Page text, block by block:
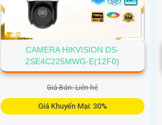
CAMERA HIKVISION DS-
2SE4C225MWG-E(12F0)
Giá Bán: Liên hệ
Giá Khuyến Mại: 30%